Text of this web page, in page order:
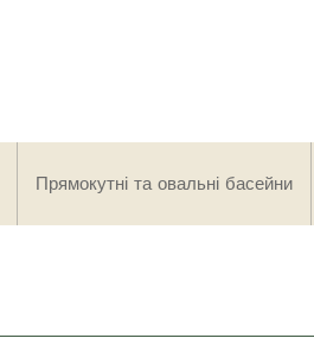
Прямокутні та овальні басейни